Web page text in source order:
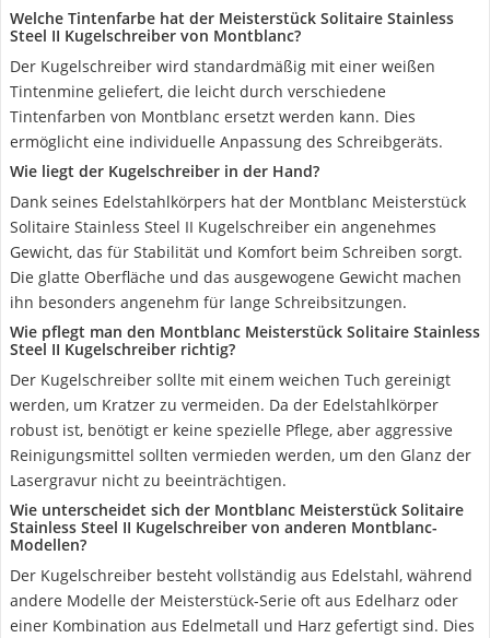
Welche Tintenfarbe hat der Meisterstück Solitaire Stainless
Steel II Kugelschreiber von Montblanc?
Der Kugelschreiber wird standardmäßig mit einer weißen
Tintenmine geliefert, die leicht durch verschiedene
Tintenfarben von Montblanc ersetzt werden kann. Dies
ermöglicht eine individuelle Anpassung des Schreibgeräts.
Wie liegt der Kugelschreiber in der Hand?
Dank seines Edelstahlkörpers hat der Montblanc Meisterstück
Solitaire Stainless Steel II Kugelschreiber ein angenehmes
Gewicht, das für Stabilität und Komfort beim Schreiben sorgt.
Die glatte Oberfläche und das ausgewogene Gewicht machen
ihn besonders angenehm für lange Schreibsitzungen.
Wie pflegt man den Montblanc Meisterstück Solitaire Stainless
Steel II Kugelschreiber richtig?
Der Kugelschreiber sollte mit einem weichen Tuch gereinigt
werden, um Kratzer zu vermeiden. Da der Edelstahlkörper
robust ist, benötigt er keine spezielle Pflege, aber aggressive
Reinigungsmittel sollten vermieden werden, um den Glanz der
Lasergravur nicht zu beeinträchtigen.
Wie unterscheidet sich der Montblanc Meisterstück Solitaire
Stainless Steel II Kugelschreiber von anderen Montblanc-
Modellen?
Der Kugelschreiber besteht vollständig aus Edelstahl, während
andere Modelle der Meisterstück-Serie oft aus Edelharz oder
einer Kombination aus Edelmetall und Harz gefertigt sind. Dies